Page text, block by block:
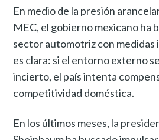
En medio de la presión
MEC, el gobierno mexicano ha
sector automotriz con medidas
es clara: si el entorno externo
incierto, el país intenta
competitividad doméstica.
En los últimos meses, la